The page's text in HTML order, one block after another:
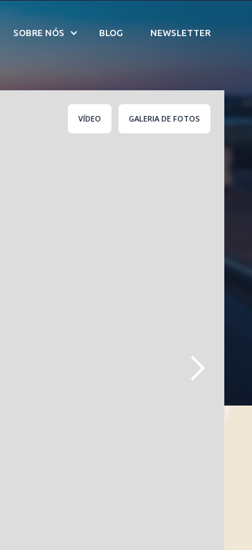
SOBRE NÓS BLOG NEWSLETTER
209639
VÍDEO GALERIA DE FOTOS